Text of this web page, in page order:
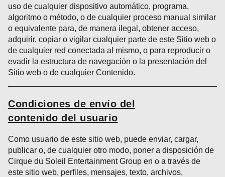
uso de cualquier dispositivo automático, programa,
algoritmo o método, o de cualquier proceso manual similar
o equivalente para, de manera ilegal, obtener acceso,
adquirir, copiar o vigilar cualquier parte de este Sitio web o
de cualquier red conectada al mismo, o para reproducir o
evadir la estructura de navegación o la presentación del
Sitio web o de cualquier Contenido.
Condiciones de envío del
contenido del usuario
Como usuario de este sitio web, puede enviar, cargar,
publicar o, de cualquier otro modo, poner a disposición de
Cirque du Soleil Entertainment Group en o a través de
este sitio web, perfiles, mensajes, texto, archivos,